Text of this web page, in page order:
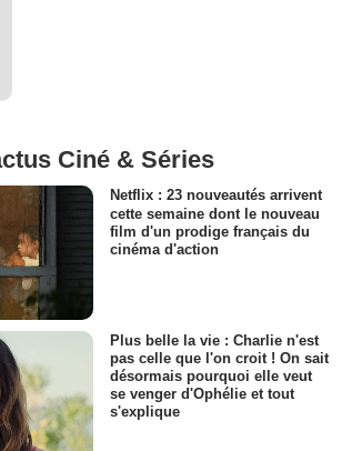
Ciné & Séries
Netflix : 23 nouveautés arrivent
cette semaine dont le nouveau
film d'un prodige français du
cinéma d'action
Plus belle la vie : Charlie n'est
pas celle que l'on croit ! On sait
désormais pourquoi elle veut
se venger d'Ophélie et tout
s'explique